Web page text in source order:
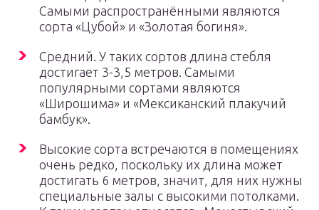
Самыми распространёнными являются
сорта «Цубой» и «Золотая богиня».
Средний. У таких сортов длина стебля
достигает 3-3,5 метров. Самыми
популярными сортами являются
«Широшима» и «Мексиканский плакучий
бамбук».
Высокие сорта встречаются в помещениях
очень редко, поскольку их длина может
достигать 6 метров, значит, для них нужны
специальные залы с высокими потолками.